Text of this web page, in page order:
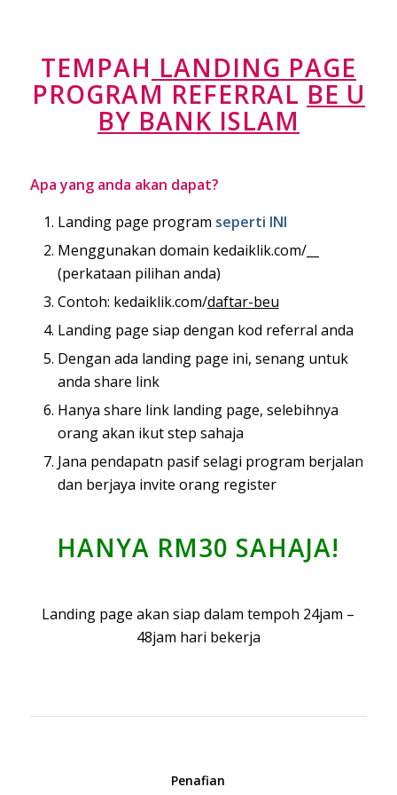
TEMPAH LANDING PAGE
PROGRAM REFERRAL BE U
BY BANK ISLAM
Apa yang anda akan dapat?
Landing page program seperti INI
Menggunakan domain kedaiklik.com/__
(perkataan pilihan anda)
Contoh: kedaiklik.com/daftar-beu
Landing page siap dengan kod referral anda
Dengan ada landing page ini, senang untuk
anda share link
Hanya share link landing page, selebihnya
orang akan ikut step sahaja
Jana pendapatn pasif selagi program berjalan
dan berjaya invite orang register
HANYA RM30 SAHAJA!
Landing page akan siap dalam tempoh 24jam –
48jam hari bekerja
Penafian